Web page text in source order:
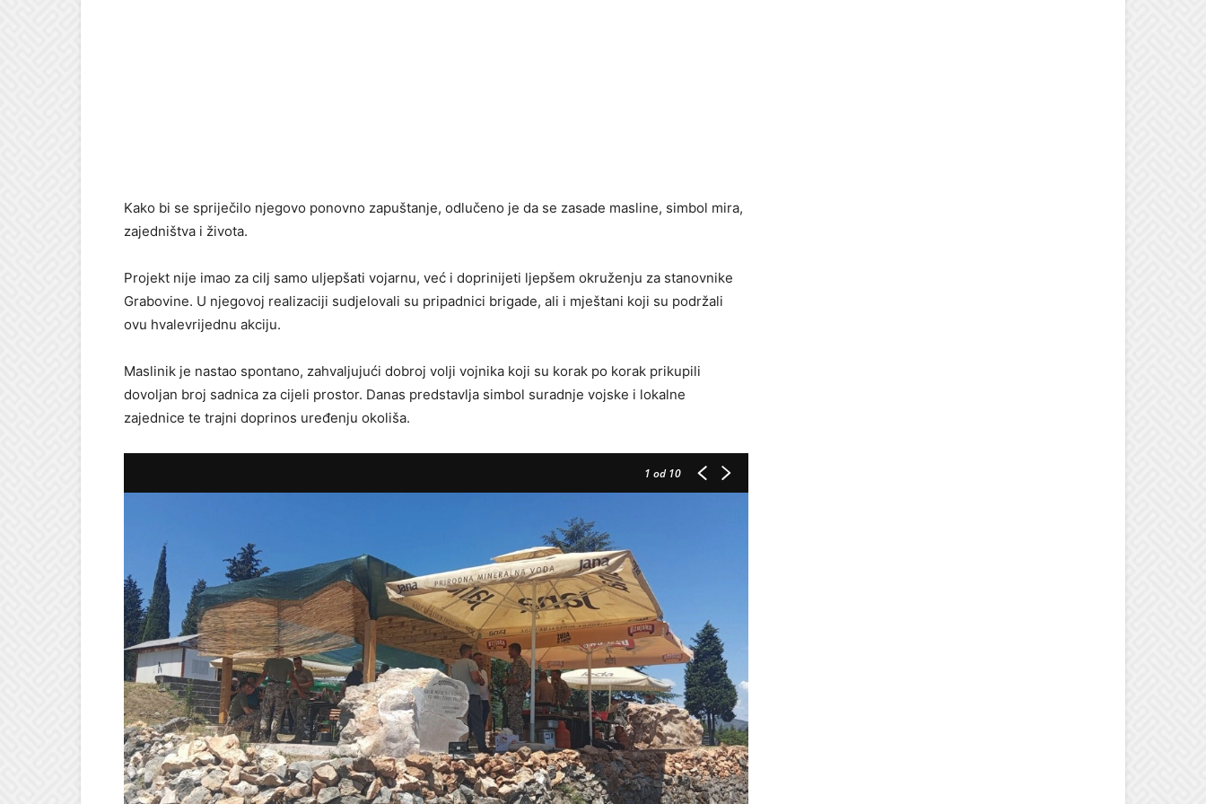
Kako bi se spriječilo njegovo ponovno zapuštanje, odlučeno je da se zasade masline, simbol mira,
zajedništva i života.
Projekt nije imao za cilj samo uljepšati vojarnu, već i doprinijeti ljepšem okruženju za stanovnike
Grabovine. U njegovoj realizaciji sudjelovali su pripadnici brigade, ali i mještani koji su podržali
ovu hvalevrijednu akciju.
Maslinik je nastao spontano, zahvaljujući dobroj volji vojnika koji su korak po korak prikupili
dovoljan broj sadnica za cijeli prostor. Danas predstavlja simbol suradnje vojske i lokalne
zajednice te trajni doprinos uređenju okoliša.
1 od 10